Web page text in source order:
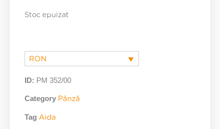
Stoc epuizat
RON
ID: PM 352/00
Category Pânză
Tag Aida